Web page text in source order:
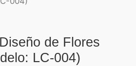
de Flores
LC-004)
Bs.3.50.